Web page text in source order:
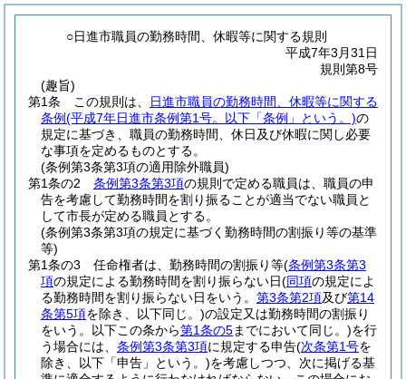
○日進市職員の勤務時間、休暇等に関する規則
平成7年3月31日
規則第8号
(趣旨)
第1条
この規則は、
日進市職員の勤務時間、休暇等に関する
条例(平成7年日進市条例第1号。以下「条例」という。)の
規定に基づき、職員の勤務時間、休日及び休暇に関し必要
な事項を定めるものとする。
(条例第3条第3項の適用除外職員)
第1条の2
条例第3条第3項の規則で定める職員は、職員の申
告を考慮して勤務時間を割り振ることが適当でない職員と
して市長が定める職員とする。
(条例第3条第3項の規定に基づく勤務時間の割振り等の基準
等)
第1条の3
任命権者は、勤務時間の割振り等(条例第3条第3
項の規定による勤務時間を割り振らない日(同項の規定によ
る勤務時間を割り振らない日をいう。 第3条第2項及び第14
条第5項を除き、以下同じ。)の設定又は勤務時間の割振り
をいう。以下この条から第1条の5までにおいて同じ。)を行
う場合には、 条例第3条第3項に規定する申告(次条第1号を
除き、以下「申告」という。)を考慮しつつ、次に掲げる基